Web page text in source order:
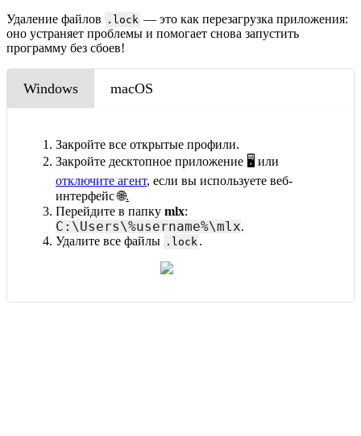
Удаление файлов
.lock — это как перезагрузка приложения:
оно устраняет проблемы и помогает снова запустить
программу без сбоев!
Windows macOS
Закройте все открытые профили.
Закройте десктопное приложение 🖥️ или
отключите агент, если вы используете веб-
интерфейс 🌐.
Перейдите в папку mlx:
C:\Users\%username%\mlx.
Удалите все файлы .lock .